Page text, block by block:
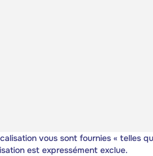
vous sont fournies « telles
est expressément exclue.